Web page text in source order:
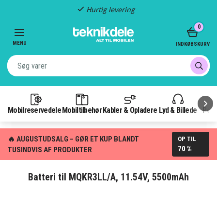
MENU
Mobilreservedele Mobiltilbehør Kabler & Opladere Lyd & Billede
0
INDKØBSKURV
🔥 AUGUSTUDSALG – GØR ET KUP BLANDT
TUSINDVIS AF PRODUKTER
OP TIL
70 %
Batteri til MQKR3LL/A, 11.54V, 5500mAh